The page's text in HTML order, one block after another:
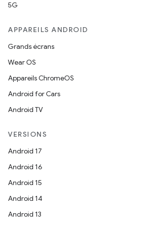
5G
APPAREILS ANDROID
Grands écrans
Wear OS
Appareils ChromeOS
Android for Cars
Android TV
VERSIONS
Android 17
Android 16
Android 15
Android 14
Android 13